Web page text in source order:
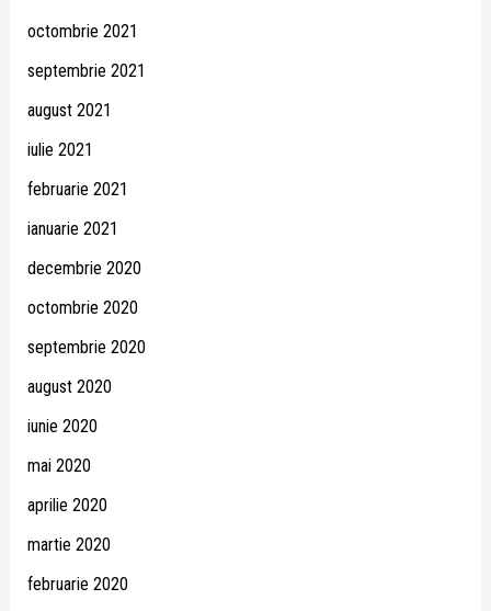
octombrie 2021
septembrie 2021
august 2021
iulie 2021
februarie 2021
ianuarie 2021
decembrie 2020
octombrie 2020
septembrie 2020
august 2020
iunie 2020
mai 2020
aprilie 2020
martie 2020
februarie 2020